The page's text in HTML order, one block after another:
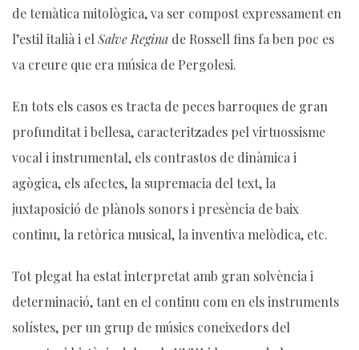
de temàtica mitològica, va ser compost expressament en
l’estil italià i el Salve Regina de Rossell fins fa ben poc es
va creure que era música de Pergolesi.
En tots els casos es tracta de peces barroques de gran
profunditat i bellesa, caracteritzades pel virtuossisme
vocal i instrumental, els contrastos de dinàmica i
agògica, els afectes, la supremacia del text, la
juxtaposició de plànols sonors i presència de baix
continu, la retòrica musical, la inventiva melòdica, etc.
Tot plegat ha estat interpretat amb gran solvència i
determinació, tant en el continu com en els instruments
solístes, per un grup de músics coneixedors del